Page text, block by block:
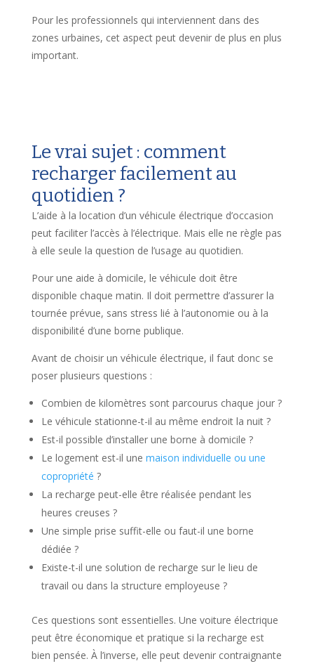
Pour les professionnels qui interviennent dans des
zones urbaines, cet aspect peut devenir de plus en plus
important.
Le vrai sujet : comment
recharger facilement au
quotidien ?
L’aide à la location d’un véhicule électrique d’occasion
peut faciliter l’accès à l’électrique. Mais elle ne règle pas
à elle seule la question de l’usage au quotidien.
Pour une aide à domicile, le véhicule doit être
disponible chaque matin. Il doit permettre d’assurer la
tournée prévue, sans stress lié à l’autonomie ou à la
disponibilité d’une borne publique.
Avant de choisir un véhicule électrique, il faut donc se
poser plusieurs questions :
Combien de kilomètres sont parcourus chaque jour ?
Le véhicule stationne-t-il au même endroit la nuit ?
Est-il possible d’installer une borne à domicile ?
Le logement est-il une maison individuelle ou une
copropriété ?
La recharge peut-elle être réalisée pendant les
heures creuses ?
Une simple prise suffit-elle ou faut-il une borne
dédiée ?
Existe-t-il une solution de recharge sur le lieu de
travail ou dans la structure employeuse ?
Ces questions sont essentielles. Une voiture électrique
peut être économique et pratique si la recharge est
bien pensée. À l’inverse, elle peut devenir contraignante